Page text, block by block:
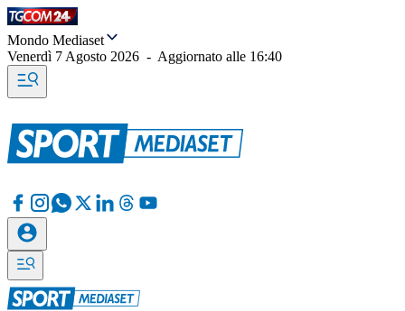
Mondo Mediaset
Venerdì 7 Agosto 2026 - Aggiornato alle 16:40